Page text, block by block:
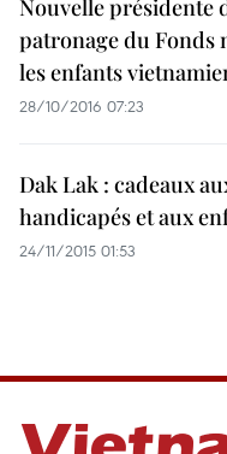
Nouvelle présidente
patronage du Fonds
les enfants
28/10/2016 07:23
Dak Lak : cadeaux
handicapés et aux
24/11/2015 01:53